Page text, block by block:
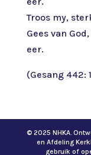
Troos my,
Gees van
eer.
(Gesang 442:
© 2025 NHKA.
en Afdeling
gebruik of